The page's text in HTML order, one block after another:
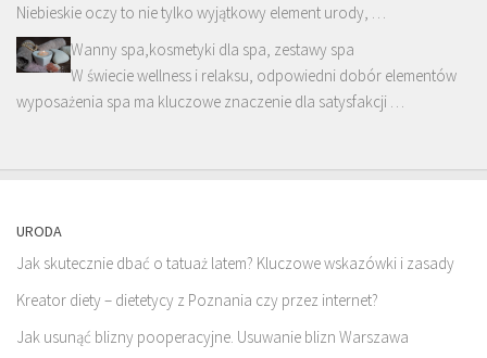
Niebieskie oczy to nie tylko wyjątkowy element urody, …
Wanny spa,kosmetyki dla spa, zestawy spa
W świecie wellness i relaksu, odpowiedni dobór elementów
wyposażenia spa ma kluczowe znaczenie dla satysfakcji …
URODA
Jak skutecznie dbać o tatuaż latem? Kluczowe wskazówki i zasady
Kreator diety – dietetycy z Poznania czy przez internet?
Jak usunąć blizny pooperacyjne. Usuwanie blizn Warszawa